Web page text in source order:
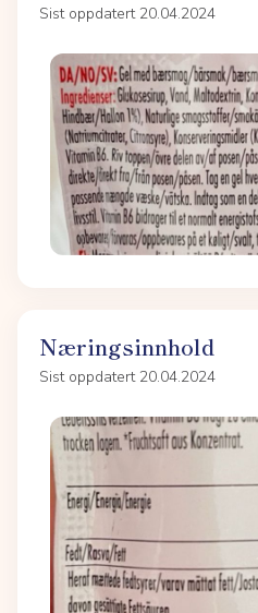
Sist oppdatert 20.04.2024
Næringsinnhold
Sist oppdatert 20.04.2024